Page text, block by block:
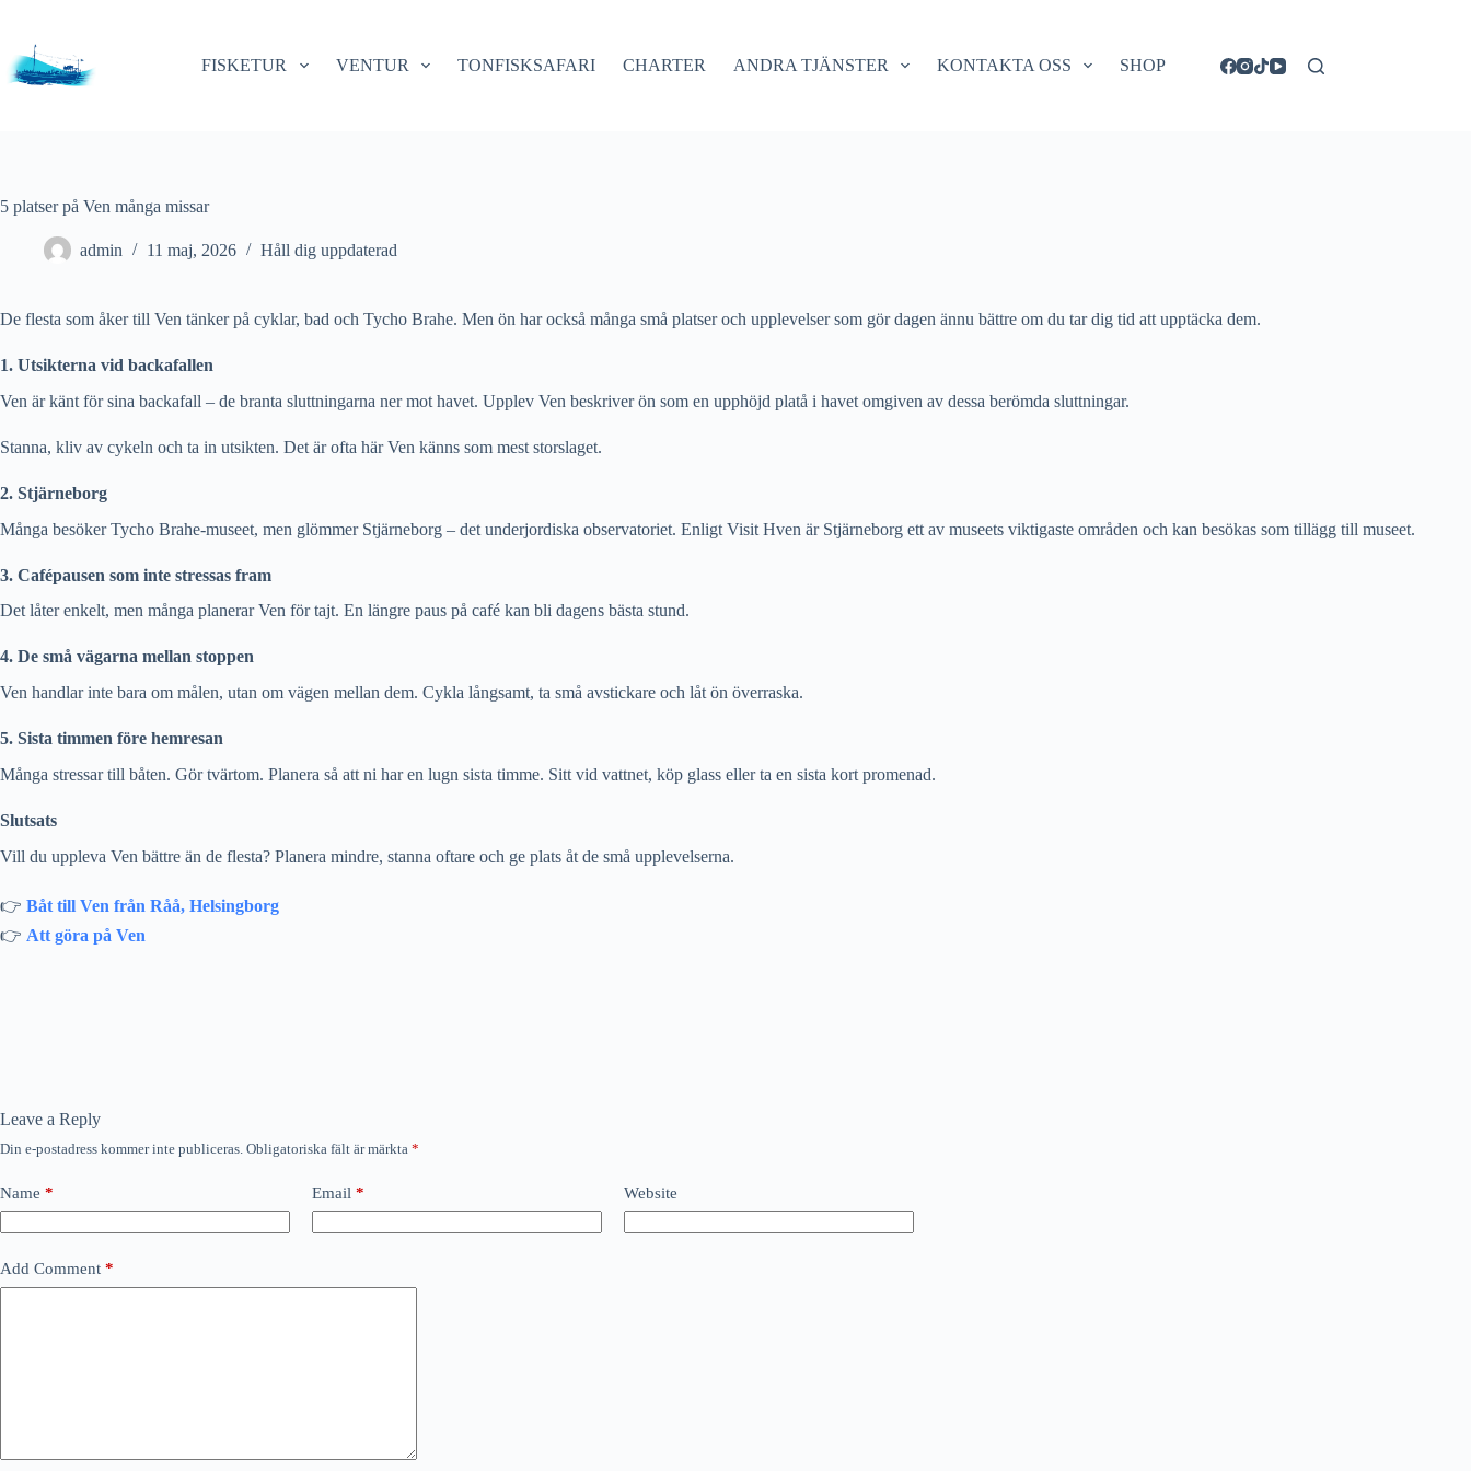
content
FISKETUR
VENTUR TONFISKSAFARI CHARTER ANDRA TJÄNSTER KONTAKTA OSS SHOP
5 platser på Ven många missar
admin 11 maj, 2026 Håll dig uppdaterad
De flesta som åker till Ven tänker på cyklar, bad och Tycho Brahe. Men ön har också många små platser och upplevelser som gör dagen ännu bättre om du tar dig tid att upptäcka dem.
1. Utsikterna vid backafallen
Ven är känt för sina backafall – de branta sluttningarna ner mot havet. Upplev Ven beskriver ön som en upphöjd platå i havet omgiven av dessa berömda sluttningar.
Stanna, kliv av cykeln och ta in utsikten. Det är ofta här Ven känns som mest storslaget.
2. Stjärneborg
Många besöker Tycho Brahe-museet, men glömmer Stjärneborg – det underjordiska observatoriet. Enligt Visit Hven är Stjärneborg ett av museets viktigaste områden och kan besökas som tillägg till museet.
3. Cafépausen som inte stressas fram
Det låter enkelt, men många planerar Ven för tajt. En längre paus på café kan bli dagens bästa stund.
4. De små vägarna mellan stoppen
Ven handlar inte bara om målen, utan om vägen mellan dem. Cykla långsamt, ta små avstickare och låt ön överraska.
5. Sista timmen före hemresan
Många stressar till båten. Gör tvärtom. Planera så att ni har en lugn sista timme. Sitt vid vattnet, köp glass eller ta en sista kort promenad.
Slutsats
Vill du uppleva Ven bättre än de flesta? Planera mindre, stanna oftare och ge plats åt de små upplevelserna.
👉 Båt till Ven från Råå, Helsingborg
👉 Att göra på Ven
Leave a Reply
Din e-postadress kommer inte publiceras. Obligatoriska fält är märkta *
Name * Email * Website
Add Comment *